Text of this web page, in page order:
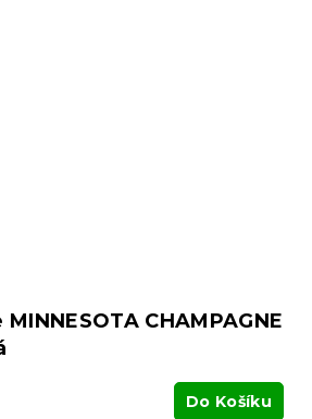
CHAMPAGNE
Do Košíku